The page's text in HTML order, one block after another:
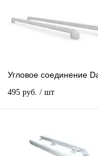
Угловое соединение
495 руб. / шт